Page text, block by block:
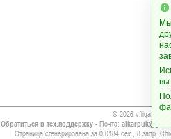
© 2026 vfliga.info
Обратиться в тех.поддержку- Почта:
Страница сгенерирована за 0.0184 сек., 8 запр.
вы